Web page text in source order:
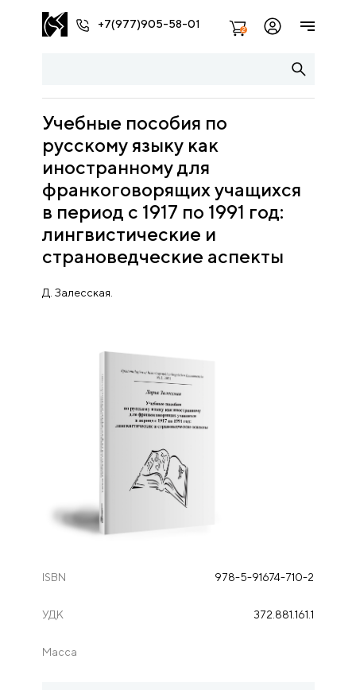
+7(977)905-58-01 2
Учебные пособия по
русскому языку как
иностранному для
франкоговорящих учащихся
в период с 1917 по 1991 год:
лингвистические и
страноведческие аспекты
Д. Залесская.
ISBN 978-5-91674-710-2
УДК 372.881.161.1
Масса